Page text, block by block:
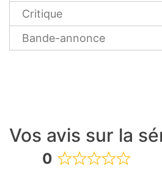
Critique
Bande-annonce
Vos avis sur la
0
Rated